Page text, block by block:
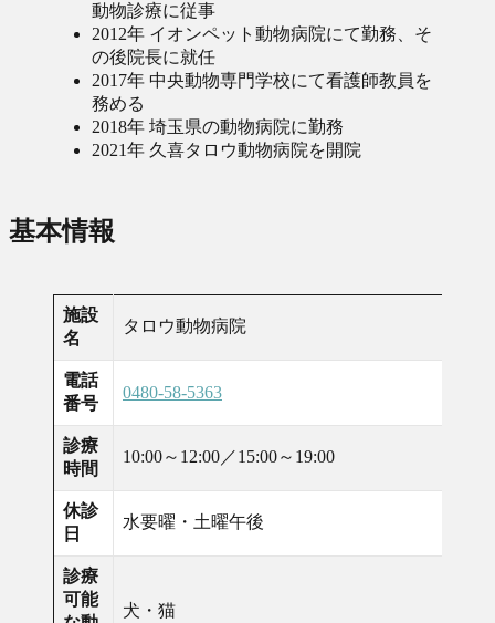
動物診療に従事
2012年 イオンペット動物病院にて勤務、そ
の後院長に就任
2017年 中央動物専門学校にて看護師教員を
務める
2018年 埼玉県の動物病院に勤務
2021年 久喜タロウ動物病院を開院
基本情報
施設
名
タロウ動物病院
電話
番号
0480-58-5363
診療
時間
10:00～12:00／15:00～19:00
休診
日
水要曜・土曜午後
診療
可能
犬・猫